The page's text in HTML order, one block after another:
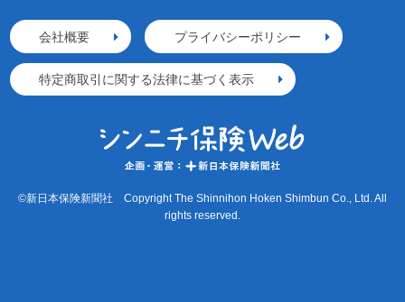
会社概要 プライバシーポリシー
特定商取引に関する法律に基づく表示
©新日本保険新聞社 Copyright The Shinnihon Hoken Shimbun Co., Ltd. All
rights reserved.